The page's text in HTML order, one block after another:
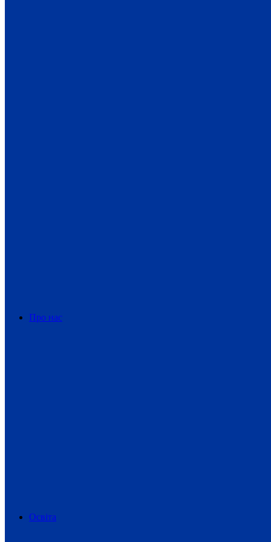
Про нас
Освіта